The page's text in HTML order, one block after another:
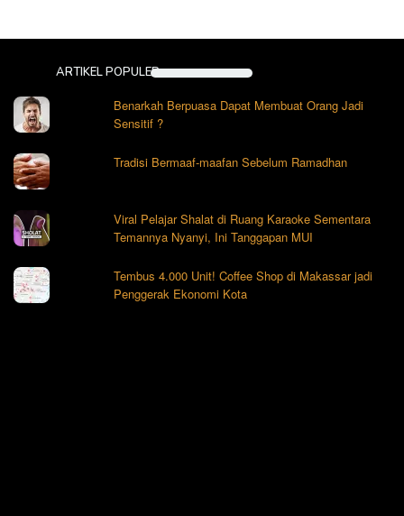
ARTIKEL POPULER
Benarkah Berpuasa Dapat Membuat Orang Jadi
Sensitif ?
Tradisi Bermaaf-maafan Sebelum Ramadhan
Viral Pelajar Shalat di Ruang Karaoke Sementara
Temannya Nyanyi, Ini Tanggapan MUI
Tembus 4.000 Unit! Coffee Shop di Makassar jadi
Penggerak Ekonomi Kota